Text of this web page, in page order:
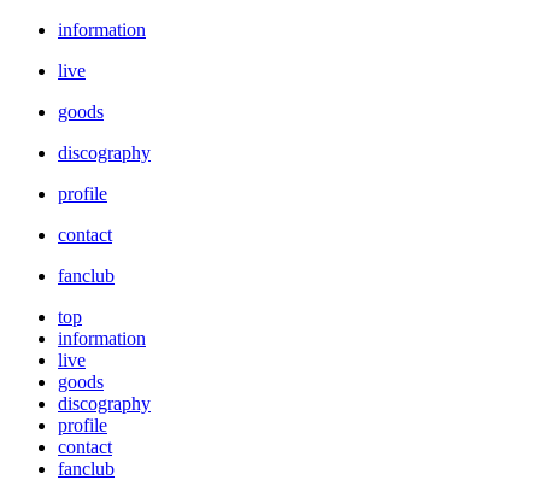
information
live
goods
discography
profile
contact
fanclub
top
information
live
goods
discography
profile
contact
fanclub